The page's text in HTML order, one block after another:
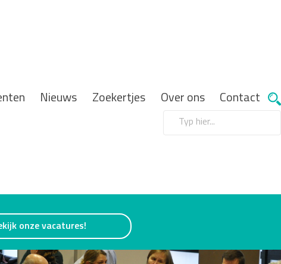
Nieuws Zoekertjes Over ons Contact
onze vacatures!